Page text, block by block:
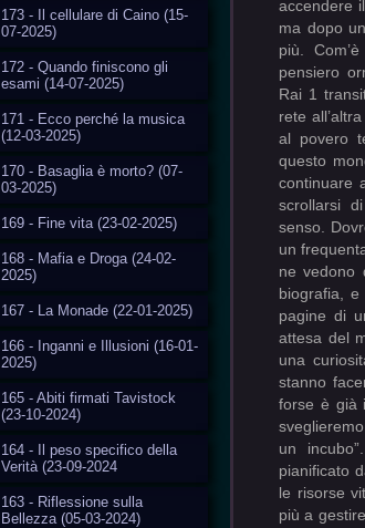
173 - Il cellulare di Caino (15-
07-2025)
172 - Quando finiscono gli
esami (14-07-2025)
171 - Ecco perché la musica
(12-03-2025)
170 - Basaglia è morto? (07-
03-2025)
169 - Fine vita (23-02-2025)
168 - Mafia e Droga (24-02-
2025)
167 - La Monade (22-01-2025)
166 - Inganni e Illusioni (16-01-
2025)
165 - Abiti firmati Tavistock
(23-10-2024)
164 - Il peso specifico della
Verità (23-09-2024
163 - Riflessione sulla
Bellezza (05-03-2024)